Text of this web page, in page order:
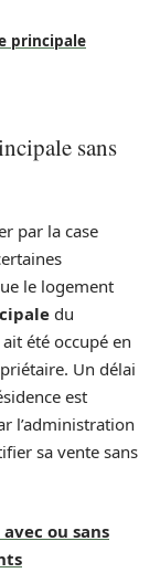
principale
sans
par la case
le logement
du
été occupé en
Un délai
est
l’administration
sa vente sans
ou sans